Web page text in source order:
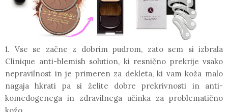
1. Vse se začne z dobrim pudrom, zato sem si izbrala
Clinique anti-blemish solution, ki resnično prekrije vsako
nepravilnost in je primeren za dekleta, ki vam koža malo
nagaja hkrati pa si želite dobre prekrivnosti in anti-
komedogenega in zdravilnega učinka za problematično